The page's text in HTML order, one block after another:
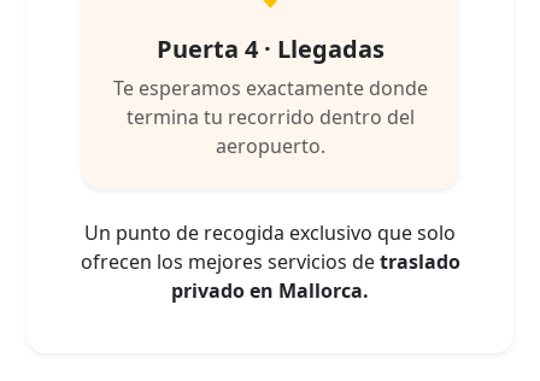
Puerta 4 · Llegadas
Te esperamos exactamente donde
termina tu recorrido dentro del
aeropuerto.
Un punto de recogida exclusivo que solo
ofrecen los mejores servicios detraslado
privado en Mallorca.